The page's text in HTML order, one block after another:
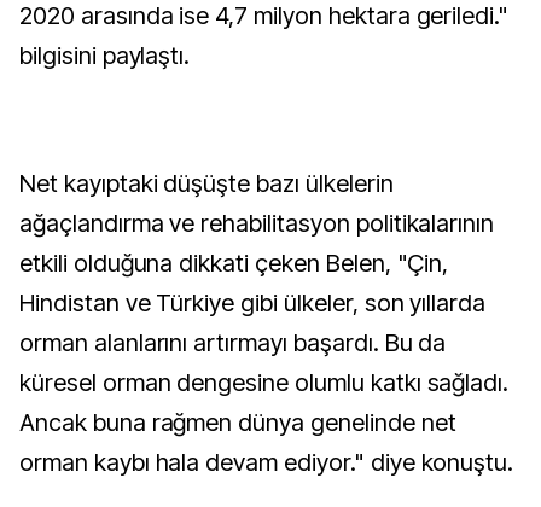
2020 arasında ise 4,7 milyon hektara geriledi."
bilgisini paylaştı.
Net kayıptaki düşüşte bazı ülkelerin
ağaçlandırma ve rehabilitasyon politikalarının
etkili olduğuna dikkati çeken Belen, "Çin,
Hindistan ve Türkiye gibi ülkeler, son yıllarda
orman alanlarını artırmayı başardı. Bu da
küresel orman dengesine olumlu katkı sağladı.
Ancak buna rağmen dünya genelinde net
orman kaybı hala devam ediyor." diye konuştu.